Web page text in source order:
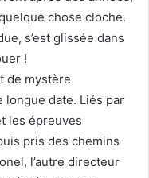
chose cloche.
s’est glissée dans
!
de mystère
longue date. Liés par
les épreuves
pris des chemins
l’autre directeur